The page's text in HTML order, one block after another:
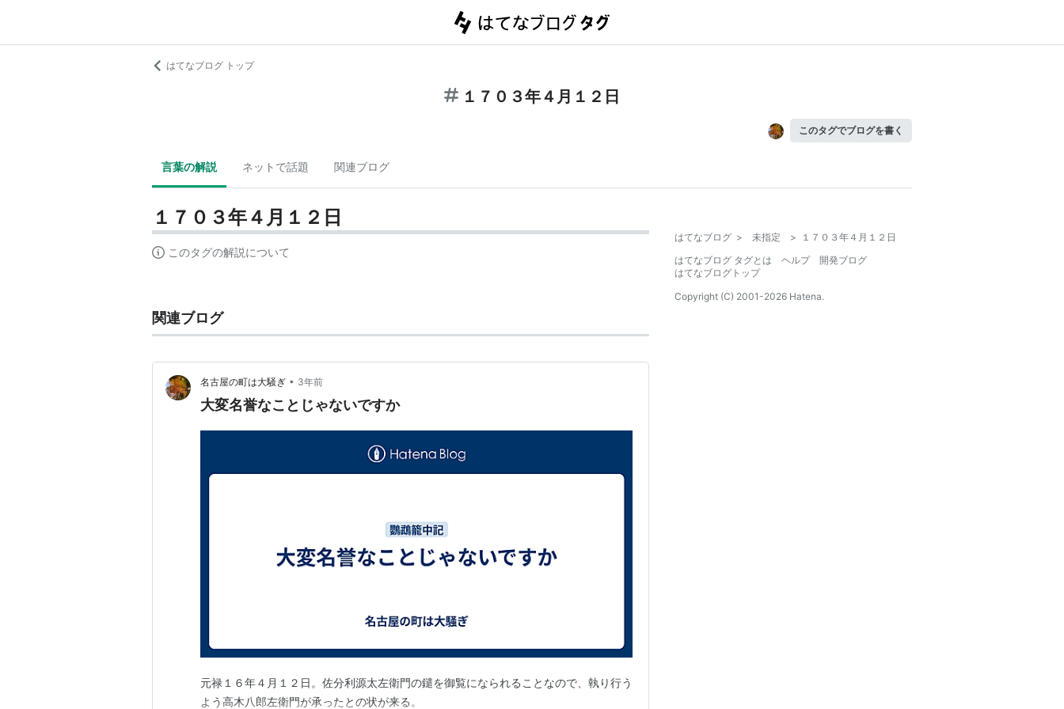
はてなブログ トップ
１７０３年４月１２日
このタグでブログを書く
言葉の解説 ネットで話題 関連ブログ
１７０３年４月１２日
このタグの解説について
関連ブログ
名古屋の町は大騒ぎ • 3年前
大変名誉なことじゃないですか
元禄１６年４月１２日。佐分利源太左衛門の鑓を御覧になられることなので、執り行う
よう高木八郎左衛門が承ったとの状が来る。
はてなブログ > 未指定 >
１７０３年４月１２日
はてなブログ タグとは
ヘルプ
開発ブログ
はてなブログトップ
Copyright (C) 2001-2026 Hatena.